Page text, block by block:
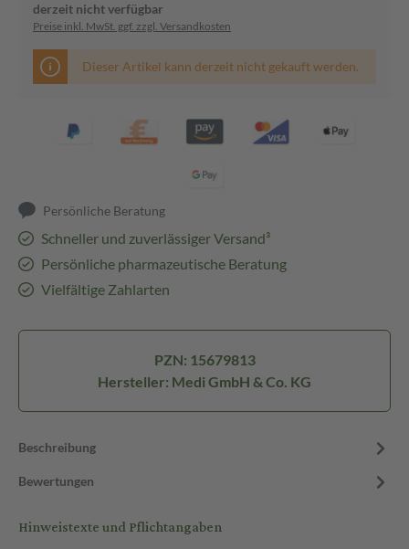
derzeit nicht verfügbar
Preise inkl. MwSt. ggf. zzgl. Versandkosten
Dieser Artikel kann derzeit nicht gekauft werden.
Persönliche Beratung
Schneller und zuverlässiger Versand³
Persönliche pharmazeutische Beratung
Vielfältige Zahlarten
PZN: 15679813
Hersteller: Medi GmbH & Co. KG
Beschreibung
Bewertungen
Hinweistexte und Pflichtangaben